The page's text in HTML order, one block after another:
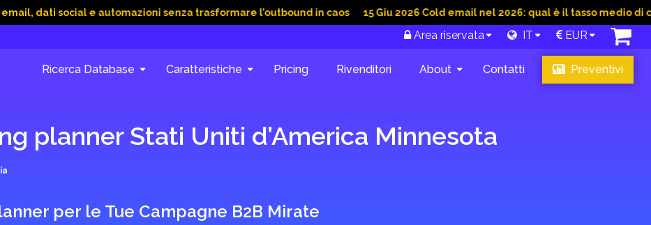
social e automazioni senza trasformare l’outbound in caos 15 Giu 2026 Cold email nel 2026: qual è il tasso medio di
Area riservata IT EUR
Ricerca Database Caratteristiche Pricing Rivenditori About Contatti Preventivi
planner Stati Uniti d’America Minnesota
per le Tue Campagne B2B Mirate